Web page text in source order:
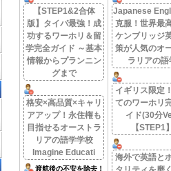
【STEP1&2合体
版】タイパ最強！成
功するワーホリ＆留
学完全ガイド ～基本
情報からプランニン
グまで
格安×高品質×キャリ
アアップ！永住権も
目指せるオーストラ
リアの語学学校
Imagine Educati
渡航後の不安を除去！
Japanese
克服！世界最
ケンブリッジ
策が人気のオ
ラリアの語
イギリス限定
てのワーホリ
イド(30分
【STEP1】
海外で英語と